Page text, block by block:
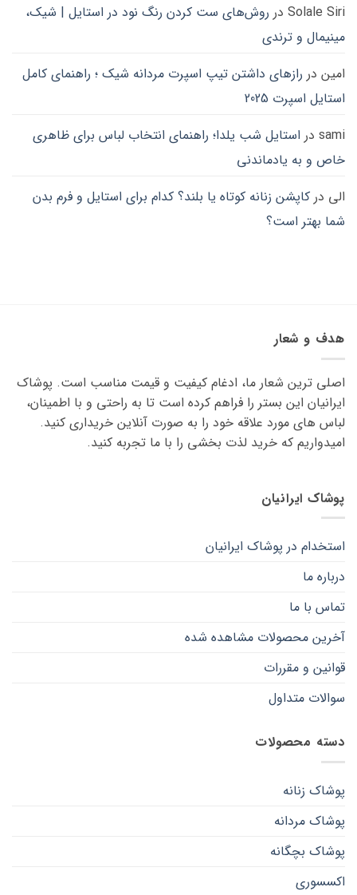
Solale Siri در روش‌های ست کردن رنگ نود در استایل | شیک،
مینیمال و ترندی
امین در رازهای داشتن تیپ اسپرت مردانه شیک ؛ راهنمای کامل
استایل اسپرت 2025
sami در استایل شب یلدا؛ راهنمای انتخاب لباس برای ظاهری
خاص و به یادماندنی
الی در کاپشن زنانه کوتاه یا بلند؟ کدام برای استایل و فرم بدن
شما بهتر است؟
هدف و شعار
اصلی ترین شعار ما، ادغام کیفیت و قیمت مناسب است. پوشاک
ایرانیان این بستر را فراهم کرده است تا به راحتی و با اطمینان،
لباس های مورد علاقه ‌خود را به صورت آنلاین خریداری کنید.
امیدواریم که خرید لذت ‌بخشی را با ما تجربه کنید.
پوشاک ایرانیان
استخدام در پوشاک ایرانیان
درباره ما
تماس با ما
آخرین محصولات مشاهده شده
قوانین و مقررات
سوالات متداول
دسته محصولات
پوشاک زنانه
پوشاک مردانه
پوشاک بچگانه
اکسسوری